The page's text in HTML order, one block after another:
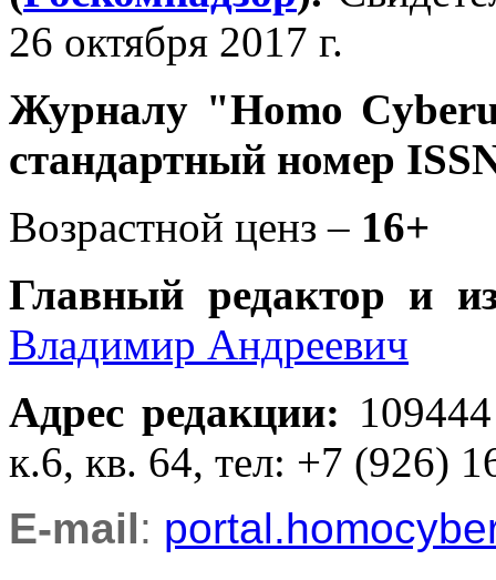
26 октября 2017 г.
Журналу "Homo
стандартный номер
Возрастной ценз – 16+
Главный редактор и
Владимир Андреевич
Адрес редакции:
к.6, кв. 64, тел: +7 (926)
E-mail: